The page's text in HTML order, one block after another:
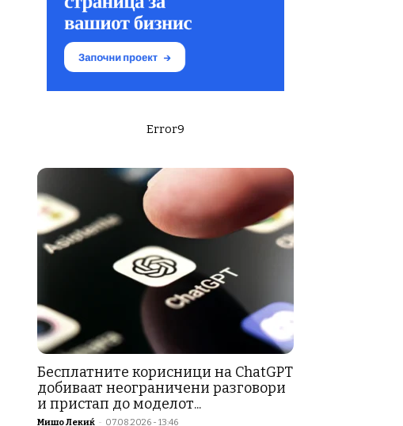
Error9
Бесплатните корисници на ChatGPT
добиваат неограничени разговори
и пристап до моделот...
Мишо Лекиќ - 07.08.2026 - 13:46